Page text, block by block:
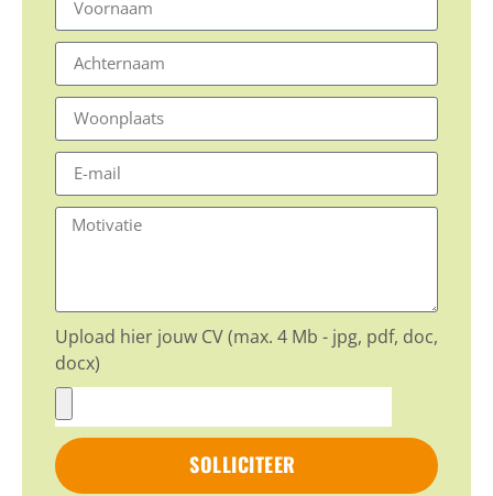
Upload hier jouw CV (max. 4 Mb - jpg, pdf, doc,
docx)
SOLLICITEER